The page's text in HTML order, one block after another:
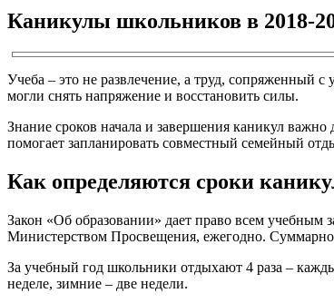
Каникулы школьников в 2018-
Учеба – это не развлечение, а труд, сопряженный
могли снять напряжение и восстановить силы.
Знание сроков начала и завершения каникул
помогает запланировать совместный семейный
Как определяются сроки
Закон «Об образовании» дает право всем учебным
Министерством Просвещения, ежегодно.
За учебный год школьники отдыхают 4 раза –
неделе, зимние – две недели.